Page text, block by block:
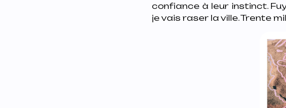
confiance à leur instinct.
je vais raser la ville. Trente